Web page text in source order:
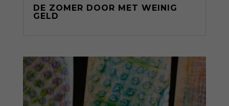
DE ZOMER DOOR MET WEINIG
GELD